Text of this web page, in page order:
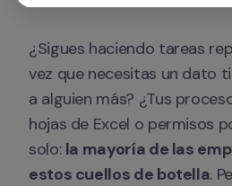
¿Sigues haciendo tareas
vez que necesitas un dato
a alguien más? ¿Tus
hojas de Excel o permisos
solo: la mayoría de las
estos cuellos de botella.